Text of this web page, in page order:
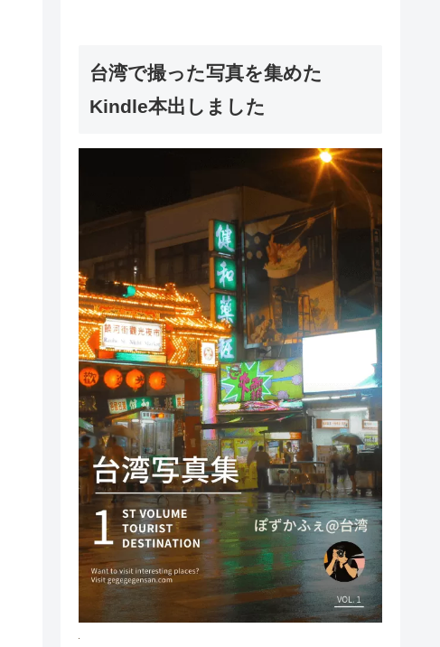
台湾で撮った写真を集めた
Kindle本出しました